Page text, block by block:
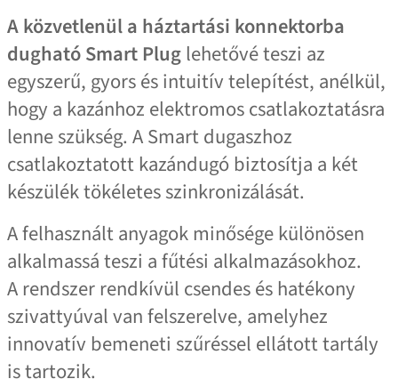
A közvetlenül a háztartási konnektorba
dugható Smart Plug lehetővé teszi az
egyszerű, gyors és intuitív telepítést, anélkül,
hogy a kazánhoz elektromos csatlakoztatásra
lenne szükség. A Smart dugaszhoz
csatlakoztatott kazándugó biztosítja a két
készülék tökéletes szinkronizálását.
A felhasznált anyagok minősége különösen
alkalmassá teszi a fűtési alkalmazásokhoz.
A rendszer rendkívül csendes és hatékony
szivattyúval van felszerelve, amelyhez
innovatív bemeneti szűréssel ellátott tartály
is tartozik.